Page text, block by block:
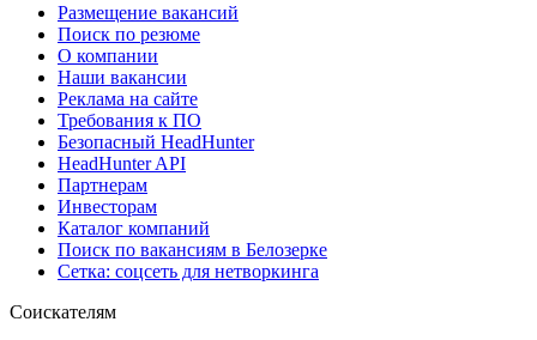
Размещение вакансий
Поиск по резюме
О компании
Наши вакансии
Реклама на сайте
Требования к ПО
Безопасный HeadHunter
HeadHunter API
Партнерам
Инвесторам
Каталог компаний
Поиск по вакансиям в Белозерке
Сетка: соцсеть для нетворкинга
Соискателям